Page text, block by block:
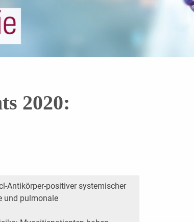
2020:
Antikörper-positiver systemischer
und pulmonale